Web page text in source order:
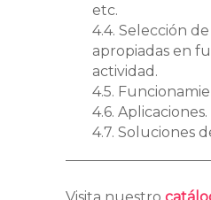
etc.
4.4. Selección
apropiadas en
actividad.
4.5.
4.6. Aplicaciones.
4.7. Soluciones